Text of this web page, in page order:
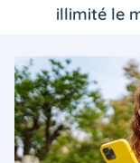
illimité le